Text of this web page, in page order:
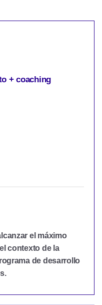
+ coaching
el máximo
contexto de la
de desarrollo